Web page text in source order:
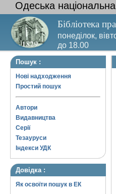
Одеська
Бібліотека
понеділок,
до 18.00
Вихідний день
Пошук :
Нові надходження
Простий пошук
Автори
Видавництва
Серії
Тезауруси
Індекси УДК
Довідка :
Як освоїти пошук в ЕК